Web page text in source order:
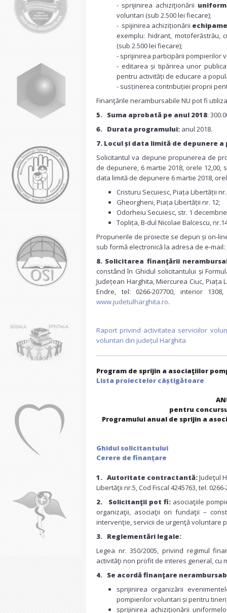
- sprijinirea achiziţionării
voluntari (sub 2.500 lei fiecare);
- spijinirea achiziționării
exemplu: hidrant, motoferăstrău,
(sub 2.500 lei fiecare);
- sprijinirea participării pompierilor
- editarea și tipărirea unor
pentru activități de educare a
- susținerea contribuției proprii
Finanţările nerambursabile NU pot fi
5. Suma aprobată pe anul 2018:
6. Durata programului: anul 2018.
7. Locul și data limită de depunere
Solicitantul va depune propunerea de
de depunere, 6 martie 2018, orele
data limită de depunere 6 martie 2018,
Cristuru Secuiesc, Piața Libertății nr.
Gheorgheni, Piața Libertății nr. 12;
Odorheiu Secuiesc, str. 1
Toplița, B-dul Nicolae Balcescu,
Propunerile de proiecte se depun și on-
sub formă electronică la adresa de e-mail:
8. Solicitarea finanţării
constând în Ghidul solicitantului și
Județean Harghita, Miercurea Ciuc, Piața
Endre, tel: 0266-207700, interior
www.judetulharghita.ro.
Raport privind activitatea serviciilor
voluntari din județul Harghita
Program de sprijin a asociaţiilor
Lista proiectelor câștigătoare
pentru
Programului anual de sprijin a
Ghidul solicitantului
Cerere de finanțare
1. Autoritate contractantă:Judeţul
Libertăţii nr.5, Cod Fiscal 4245763, tel.
2. Solicitanţii pot fi: asociaţiile
organizaţii, asociaţii ori fundaţii –
intervenţie, servicii de urgenţă voluntare
3. Reglementări legale:
Legea nr. 350/2005, privind regimul
activităţi non profit de interes general, cu
4. Se acordă finanţare
sprijinirea organizării
pompierilor voluntari și pentru
sprijinirea achiziţionării